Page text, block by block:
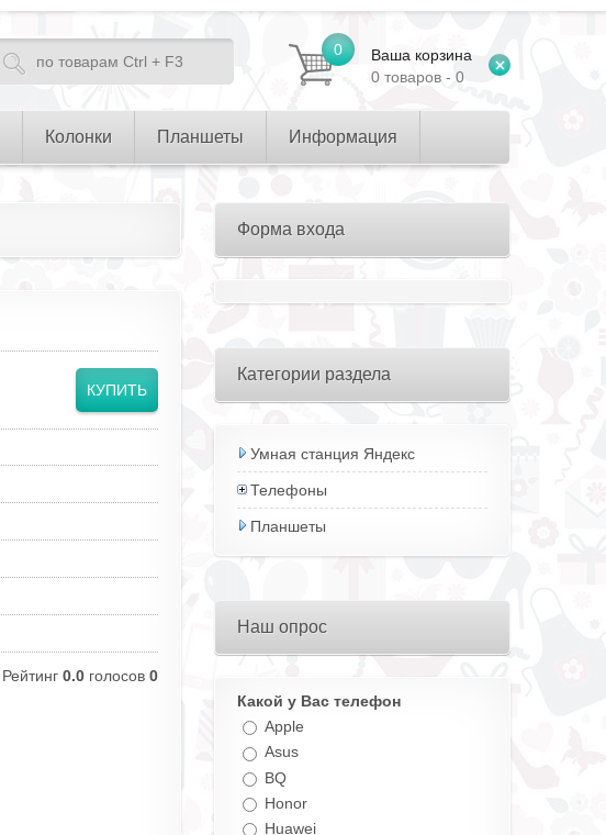
0
Ваша корзина
0 товаров - 0
Колонки Планшеты Информация
Рейтинг 0.0 голосов 0
Форма входа
Категории раздела
Умная станция Яндекс
Телефоны
Планшеты
Наш опрос
Какой у Вас телефон
Apple
Asus
BQ
Honor
Huawei